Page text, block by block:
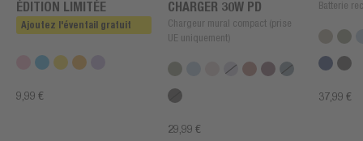
ÉDITION LIMITÉE
Ajoutez l'éventail gratuit
9,99 €
CHARGER 30W PD
Chargeur mural compact (prise
UE uniquement)
29,99 €
Batterie
37,99 €